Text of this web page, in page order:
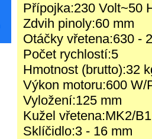
Přípojka:230 Volt~50
Zdvih pinoly:60 mm
Otáčky vřetena:630 -
Počet rychlostí:5
Hmotnost (brutto):32
Výkon motoru:600 W/
Vyložení:125 mm
Kužel vřetena:MK2/
Sklíčidlo:3 - 16 mm